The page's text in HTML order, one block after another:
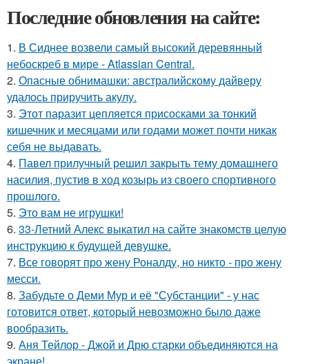
Последние обновления на сайте:
1. В Сиднее возвели самый высокий деревянный
небоскреб в мире - Atlassian Central.
2. Опасные обнимашки: австралийскому дайверу
удалось приручить акулу.
3. Этот паразит цепляется присосками за тонкий
кишечник и месяцами или годами может почти никак
себя не выдавать.
4. Павел прилучный решил закрыть тему домашнего
насилия, пустив в ход козырь из своего спортивного
прошлого.
5. Это вам не игрушки!
6. 33-Летний Алекс выкатил на сайте знакомств целую
инструкцию к будущей девушке.
7. Все говорят про жену Роналду, но никто - про жену
месси.
8. Забудьте о Деми Мур и её "Субстанции" - у нас
готовится ответ, который невозможно было даже
вообразить.
9. Аня Тейлор - Джой и Дрю старки объединяются на